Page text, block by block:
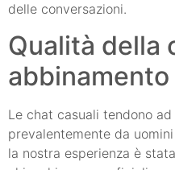
delle conversazioni.
Qualità della
abbinamento
Le chat casuali tendono
prevalentemente da
la nostra esperienza è